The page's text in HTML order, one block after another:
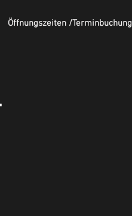
Öffnungszeiten /Terminbuchung